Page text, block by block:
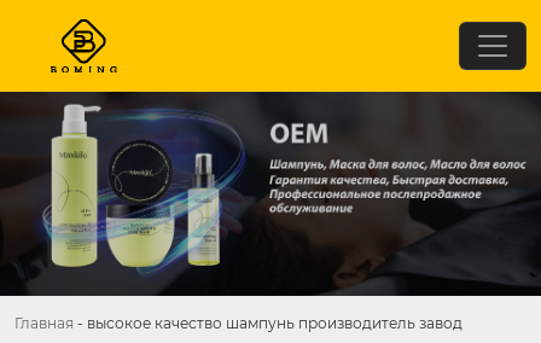
Главная - высокое качество шампунь производитель завод